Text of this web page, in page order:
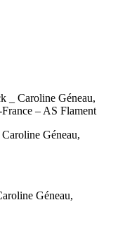
Géneau,
Géneau,